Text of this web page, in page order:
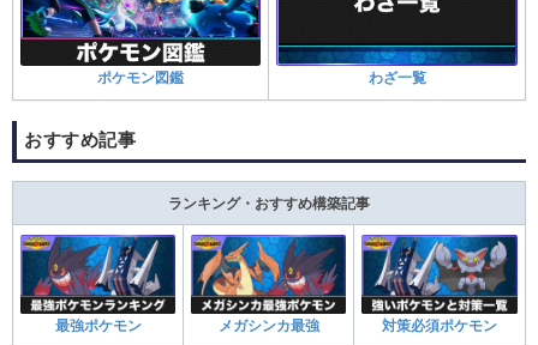
ポケモン図鑑 わざ一覧
おすすめ記事
ランキング・おすすめ構築記事
最強ポケモン メガシンカ最強 対策必須ポケモン